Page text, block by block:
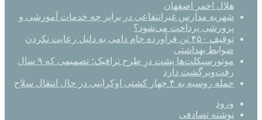
هلال احمر اصفهان
شهریه مدارس غیرانتفاعی در برابر چه خدمات آموزشی و
پرورشی پرداخت می‌شود؟
توقیف ۴۵۰ تن فرآورده خام دامی به دلیل رعایت نکردن
ضوابط بهداشتی
موتورسیکلت‌ها پشت درِ طرح ترافیک؛ تصمیمی که ۹ سال
رفت‌وبرگشت دارد
حمله روسیه به ۴ چهار کشتی اوکراینی در حال انتقال سلاح
ورود
نوشته تصادفی